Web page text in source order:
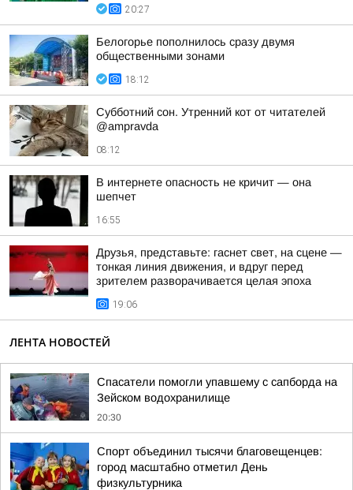
20:27
Белогорье пополнилось сразу двумя
общественными зонами
18:12
Субботний сон. Утренний кот от читателей
@ampravda
08:12
В интернете опасность не кричит — она
шепчет
16:55
Друзья, представьте: гаснет свет, на сцене —
тонкая линия движения, и вдруг перед
зрителем разворачивается целая эпоха
19:06
ЛЕНТА НОВОСТЕЙ
Спасатели помогли упавшему с сапборда на
Зейском водохранилище
20:30
Спорт объединил тысячи благовещенцев:
город масштабно отметил День
физкультурника